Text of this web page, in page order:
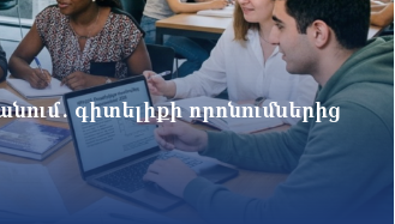
գիտելիքի որոնումներից